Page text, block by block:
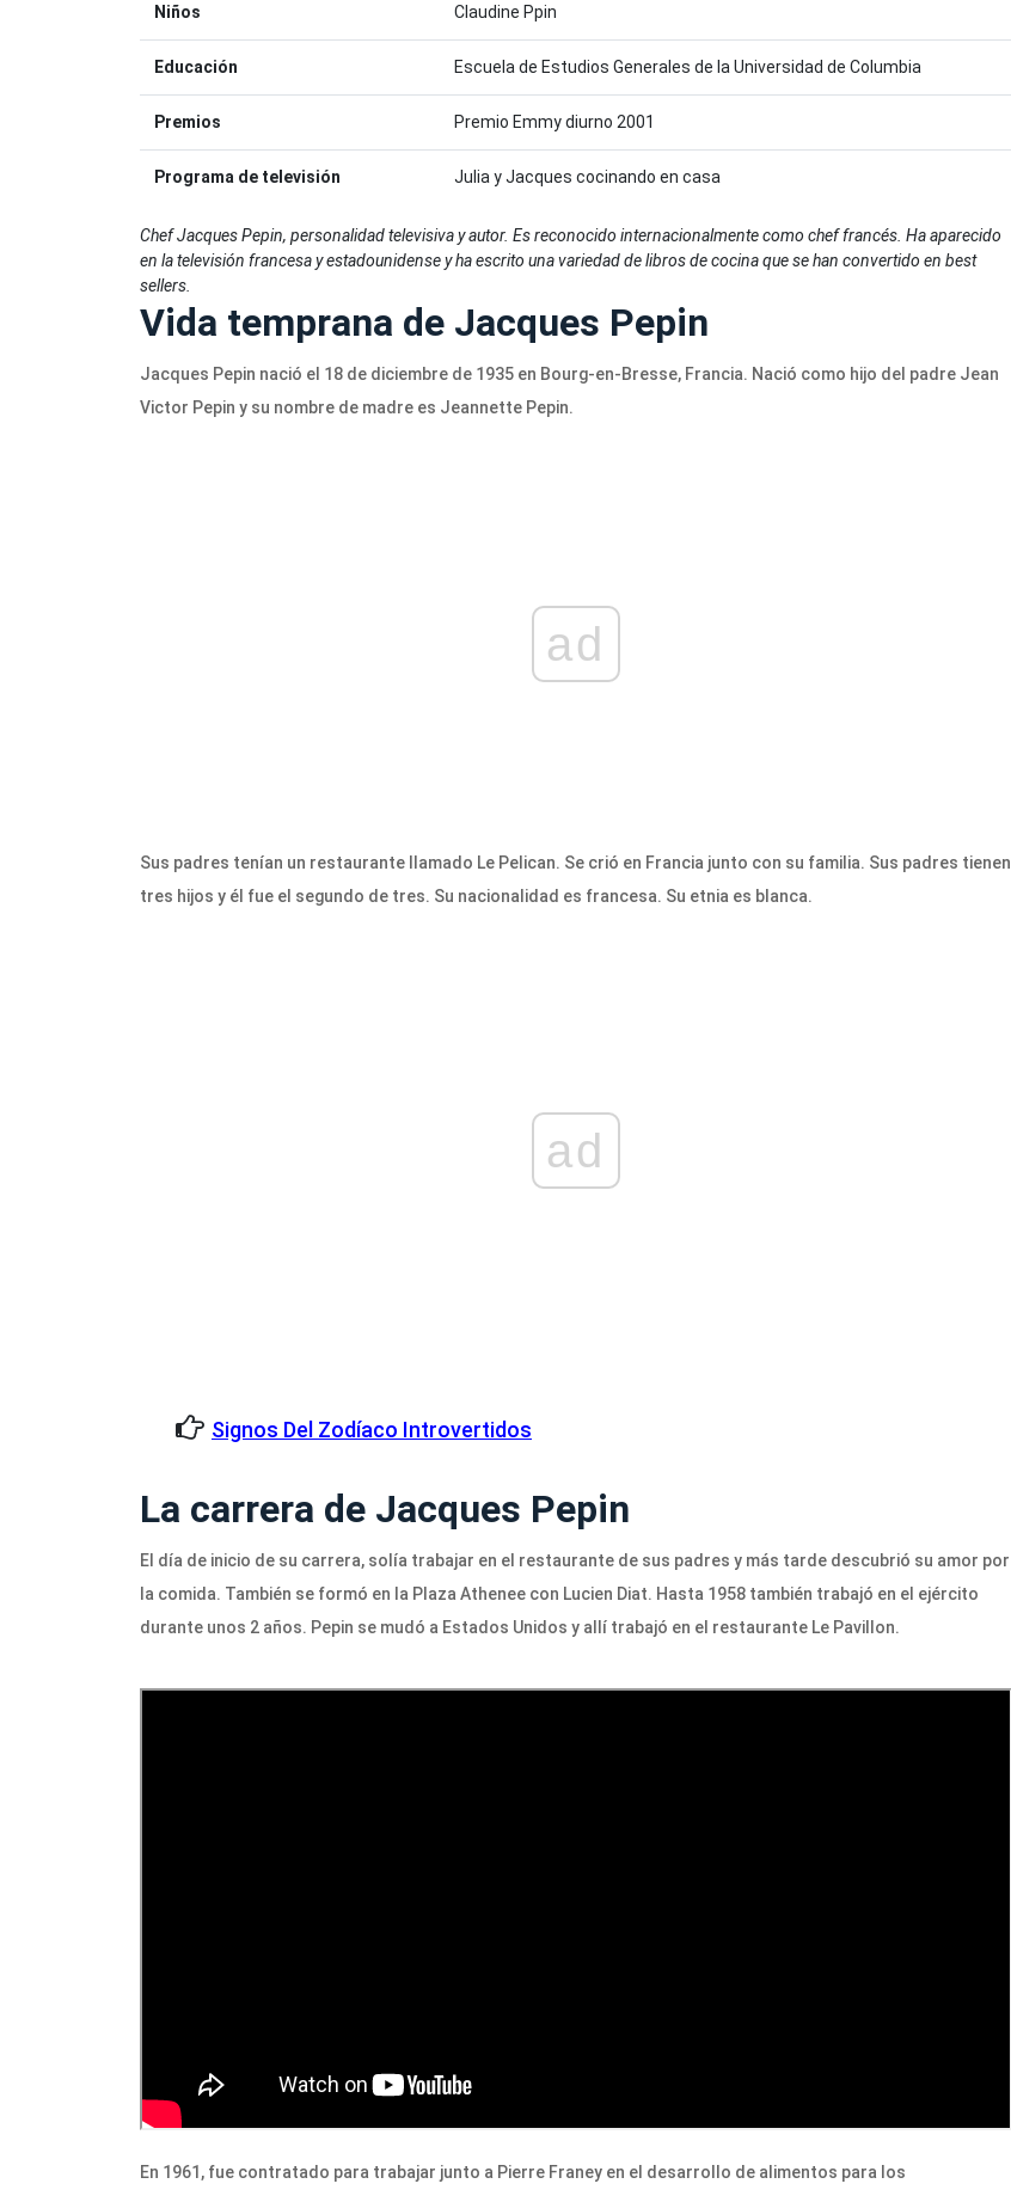
Niños Claudine Ppin
Educación Escuela de Estudios Generales de la Universidad de Columbia
Premios Premio Emmy diurno 2001
Programa de televisión Julia y Jacques cocinando en casa
Chef Jacques Pepin, personalidad televisiva y autor. Es reconocido internacionalmente como chef francés. Ha aparecido
en la televisión francesa y estadounidense y ha escrito una variedad de libros de cocina que se han convertido en best
sellers.
Vida temprana de Jacques Pepin
Jacques Pepin nació el 18 de diciembre de 1935 en Bourg-en-Bresse, Francia. Nació como hijo del padre Jean
Victor Pepin y su nombre de madre es Jeannette Pepin.
ad
Sus padres tenían un restaurante llamado Le Pelican. Se crió en Francia junto con su familia. Sus padres tienen
tres hijos y él fue el segundo de tres. Su nacionalidad es francesa. Su etnia es blanca.
ad
Signos Del Zodíaco Introvertidos
La carrera de Jacques Pepin
El día de inicio de su carrera, solía trabajar en el restaurante de sus padres y más tarde descubrió su amor por
la comida. También se formó en la Plaza Athenee con Lucien Diat. Hasta 1958 también trabajó en el ejército
durante unos 2 años. Pepin se mudó a Estados Unidos y allí trabajó en el restaurante Le Pavillon.
En 1961, fue contratado para trabajar junto a Pierre Franey en el desarrollo de alimentos para los